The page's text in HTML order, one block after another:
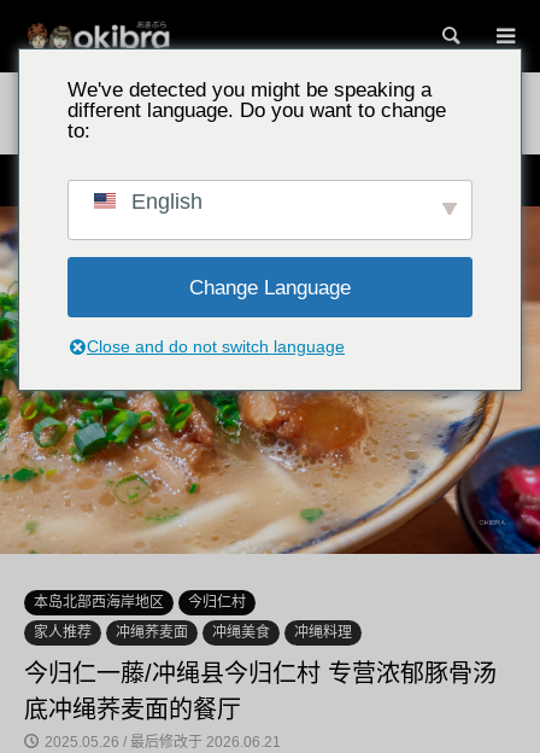
搜索
冲绳景点
今归仁一藤/冲绳县今归仁村 专营浓郁豚骨汤底冲绳荞麦面
每日限量50份！浓郁豚骨汤底的冲绳荞麦面
本岛北部西海岸地区
今归仁村
家人推荐
冲绳荞麦面 冲绳美食 冲绳料理
今归仁一藤/冲绳县今归仁村 专营浓郁豚骨汤
底冲绳荞麦面的餐厅
2025.05.26 / 最后修改于 2026.06.21
We've detected you might be speaking a
different language. Do you want to change
to:
English
Change Language
Close and do not switch language